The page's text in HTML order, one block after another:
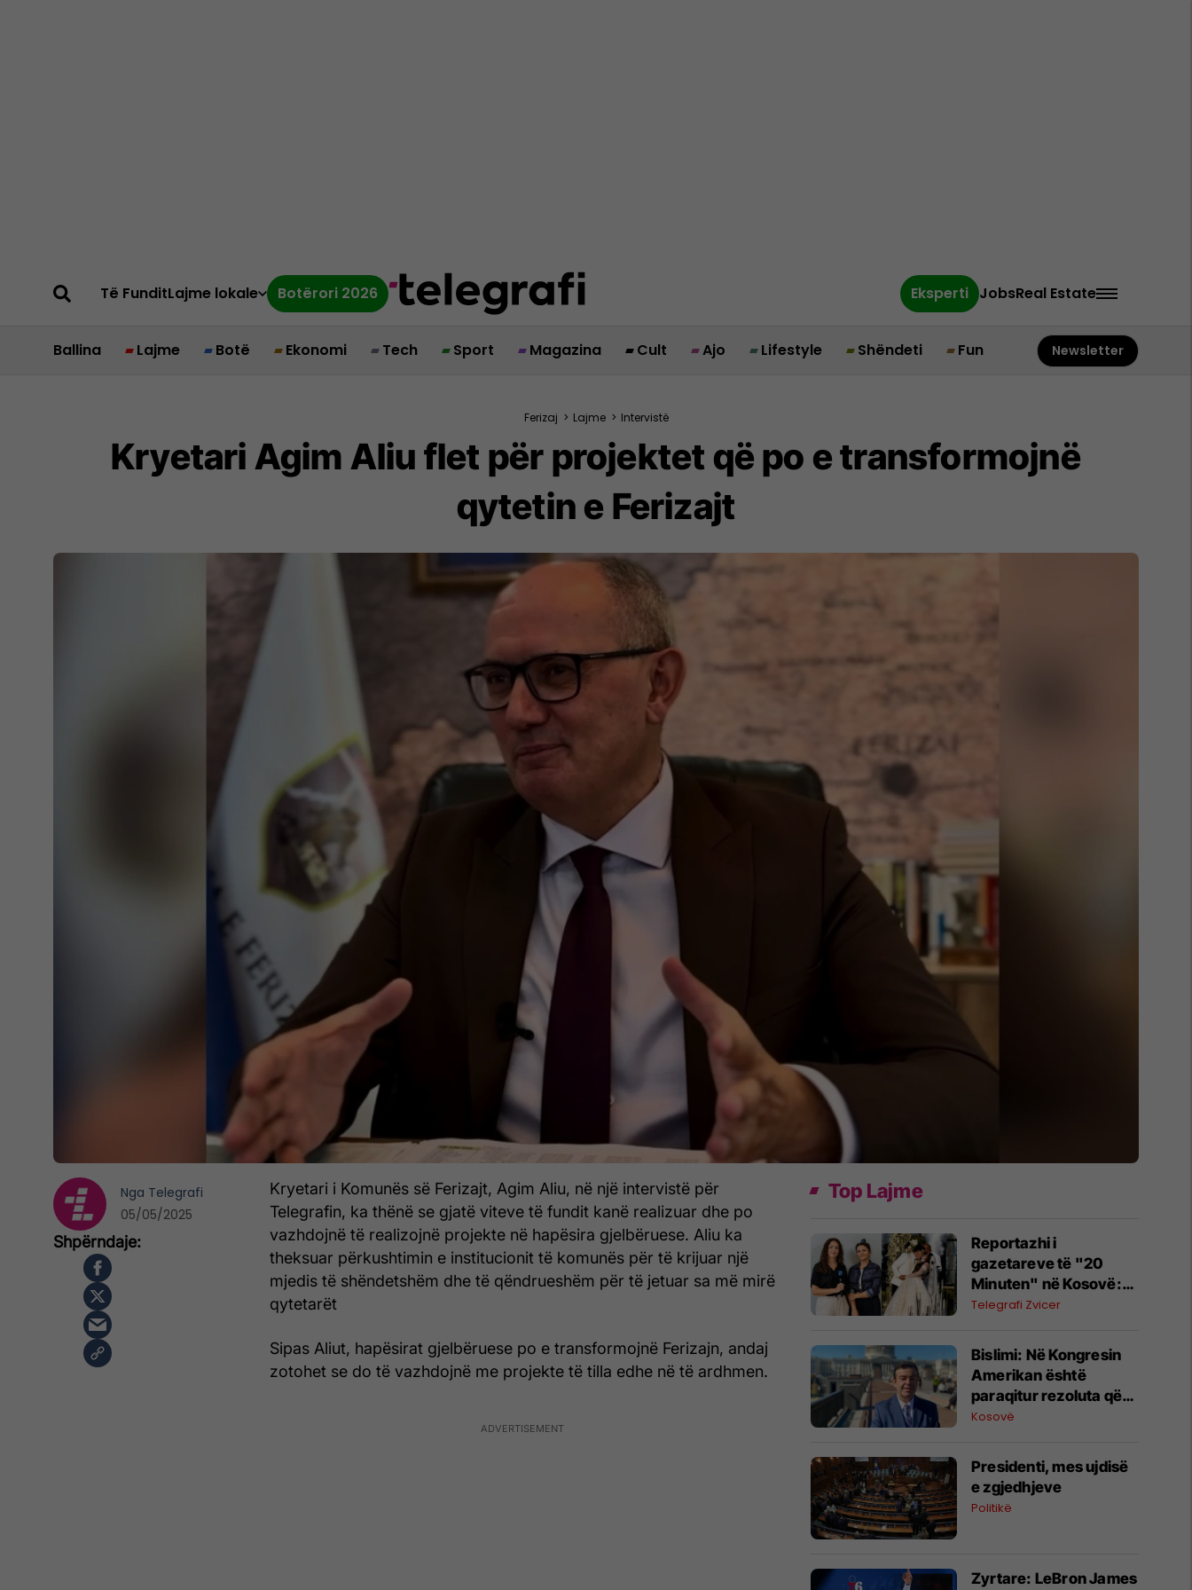
Të FunditLajme lokale Botërori 2026 Eksperti JobsReal Estate
Ballina Lajme Botë Ekonomi Tech Sport Magazina Cult Ajo Lifestyle Shëndeti Fun Newsletter
Ferizaj > Lajme > Intervistë
Kryetari Agim Aliu flet për projektet që po e transformojnë
qytetin e Ferizajt
Kryetari i Komunës së Ferizajt, Agim Aliu, në një intervistë për
Telegrafin, ka thënë se gjatë viteve të fundit kanë realizuar dhe po
vazhdojnë të realizojnë projekte në hapësira gjelbëruese. Aliu ka
theksuar përkushtimin e institucionit të komunës për të krijuar një
mjedis të shëndetshëm dhe të qëndrueshëm për të jetuar sa më mirë
qytetarët
Sipas Aliut, hapësirat gjelbëruese po e transformojnë Ferizajn, andaj
zotohet se do të vazhdojnë me projekte të tilla edhe në të ardhmen.
Nga Telegrafi
05/05/2025
Top Lajme
Reportazhi i
gazetareve të "20
Minuten" në Kosovë:
Nga mikpritja dhe jeta e
dasma me mbi 400 të
ftuar
Telegrafi Zvicer
Bislimi: Në Kongresin
Amerikan është
paraqitur rezoluta që
kundërshton mbajtjen
Parlamentare të
OSBE-së në Beograd
Kosovë
Presidenti, mes ujdisë
e zgjedhjeve
Politikë
Zyrtare: LeBron James